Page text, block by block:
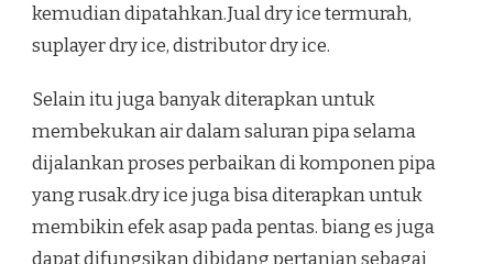
kemudian dipatahkan.Jual dry ice termurah,
suplayer dry ice, distributor dry ice.
Selain itu juga banyak diterapkan untuk
membekukan air dalam saluran pipa selama
dijalankan proses perbaikan di komponen pipa
yang rusak.dry ice juga bisa diterapkan untuk
membikin efek asap pada pentas. biang es juga
dapat difungsikan dibidang pertanian sebagai